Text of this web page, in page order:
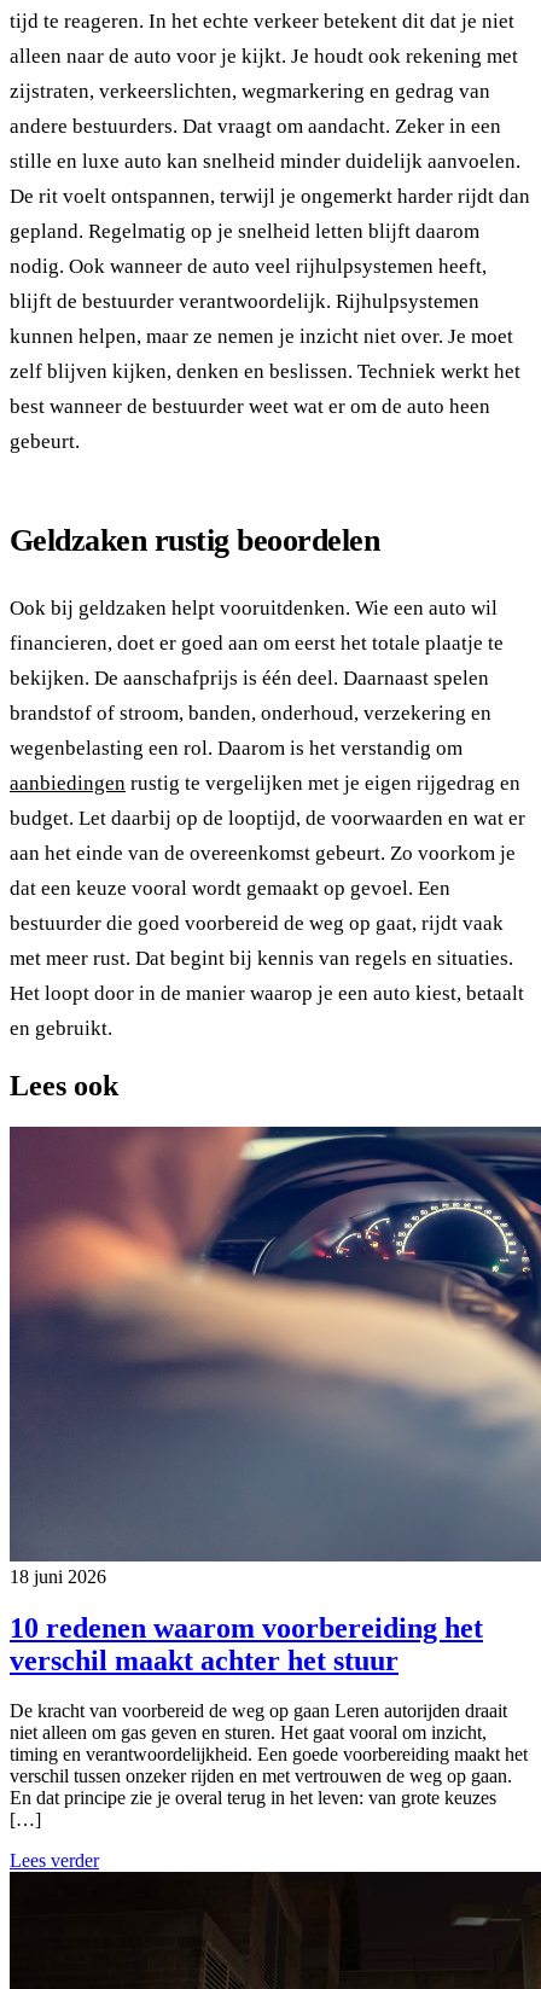
tijd te reageren. In het echte verkeer betekent dit dat je niet
alleen naar de auto voor je kijkt. Je houdt ook rekening met
zijstraten, verkeerslichten, wegmarkering en gedrag van
andere bestuurders. Dat vraagt om aandacht. Zeker in een
stille en luxe auto kan snelheid minder duidelijk aanvoelen.
De rit voelt ontspannen, terwijl je ongemerkt harder rijdt dan
gepland. Regelmatig op je snelheid letten blijft daarom
nodig. Ook wanneer de auto veel rijhulpsystemen heeft,
blijft de bestuurder verantwoordelijk. Rijhulpsystemen
kunnen helpen, maar ze nemen je inzicht niet over. Je moet
zelf blijven kijken, denken en beslissen. Techniek werkt het
best wanneer de bestuurder weet wat er om de auto heen
gebeurt.
Geldzaken rustig beoordelen
Ook bij geldzaken helpt vooruitdenken. Wie een auto wil
financieren, doet er goed aan om eerst het totale plaatje te
bekijken. De aanschafprijs is één deel. Daarnaast spelen
brandstof of stroom, banden, onderhoud, verzekering en
wegenbelasting een rol. Daarom is het verstandig om
aanbiedingen rustig te vergelijken met je eigen rijgedrag en
budget. Let daarbij op de looptijd, de voorwaarden en wat er
aan het einde van de overeenkomst gebeurt. Zo voorkom je
dat een keuze vooral wordt gemaakt op gevoel. Een
bestuurder die goed voorbereid de weg op gaat, rijdt vaak
met meer rust. Dat begint bij kennis van regels en situaties.
Het loopt door in de manier waarop je een auto kiest, betaalt
en gebruikt.
Lees ook
18 juni 2026
10 redenen waarom voorbereiding het
verschil maakt achter het stuur
De kracht van voorbereid de weg op gaan Leren autorijden draait
niet alleen om gas geven en sturen. Het gaat vooral om inzicht,
timing en verantwoordelijkheid. Een goede voorbereiding maakt het
verschil tussen onzeker rijden en met vertrouwen de weg op gaan.
En dat principe zie je overal terug in het leven: van grote keuzes
[…]
Lees verder